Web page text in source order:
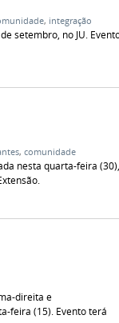
, integração
setembro, no JU. Evento
, comunidade
nesta quarta-feira
direita e
feira (15). Evento terá